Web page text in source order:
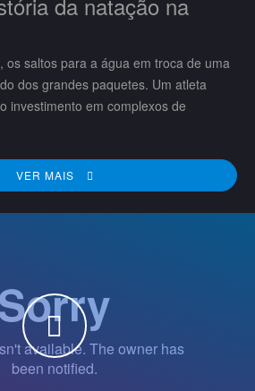
os saltos para a água em troca de uma
dos grandes paquetes. Um atleta
investimento em complexos de
VER MAIS
WATCH THE VIDEO